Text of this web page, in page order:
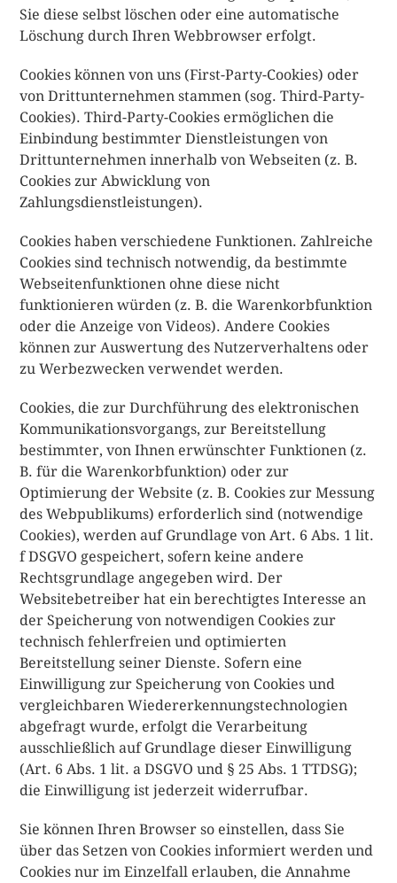
Sie diese selbst löschen oder eine automatische
Löschung durch Ihren Webbrowser erfolgt.
Cookies können von uns (First-Party-Cookies) oder
von Drittunternehmen stammen (sog. Third-Party-
Cookies). Third-Party-Cookies ermöglichen die
Einbindung bestimmter Dienstleistungen von
Drittunternehmen innerhalb von Webseiten (z. B.
Cookies zur Abwicklung von
Zahlungsdienstleistungen).
Cookies haben verschiedene Funktionen. Zahlreiche
Cookies sind technisch notwendig, da bestimmte
Webseitenfunktionen ohne diese nicht
funktionieren würden (z. B. die Warenkorbfunktion
oder die Anzeige von Videos). Andere Cookies
können zur Auswertung des Nutzerverhaltens oder
zu Werbezwecken verwendet werden.
Cookies, die zur Durchführung des elektronischen
Kommunikationsvorgangs, zur Bereitstellung
bestimmter, von Ihnen erwünschter Funktionen (z.
B. für die Warenkorbfunktion) oder zur
Optimierung der Website (z. B. Cookies zur Messung
des Webpublikums) erforderlich sind (notwendige
Cookies), werden auf Grundlage von Art. 6 Abs. 1 lit.
f DSGVO gespeichert, sofern keine andere
Rechtsgrundlage angegeben wird. Der
Websitebetreiber hat ein berechtigtes Interesse an
der Speicherung von notwendigen Cookies zur
technisch fehlerfreien und optimierten
Bereitstellung seiner Dienste. Sofern eine
Einwilligung zur Speicherung von Cookies und
vergleichbaren Wiedererkennungstechnologien
abgefragt wurde, erfolgt die Verarbeitung
ausschließlich auf Grundlage dieser Einwilligung
(Art. 6 Abs. 1 lit. a DSGVO und § 25 Abs. 1 TTDSG);
die Einwilligung ist jederzeit widerrufbar.
Sie können Ihren Browser so einstellen, dass Sie
über das Setzen von Cookies informiert werden und
Cookies nur im Einzelfall erlauben, die Annahme